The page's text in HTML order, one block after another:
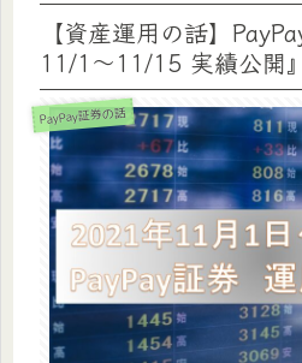
【資産運用の話】
11/1～11/15 実績公開
PayPay証券の話